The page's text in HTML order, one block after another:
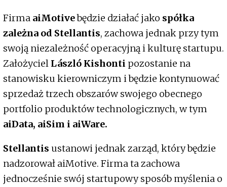
Firma aiMotivebędzie działać jako spółka
zależna od Stellantis, zachowa jednak przy tym
swoją niezależność operacyjną i kulturę startupu.
Założyciel László Kishonti pozostanie na
stanowisku kierowniczym i będzie kontynuować
sprzedaż trzech obszarów swojego obecnego
portfolio produktów technologicznych, w tym
aiData, aiSim i aiWare.
Stellantis ustanowi jednak zarząd, który będzie
nadzorował aiMotive. Firma ta zachowa
jednocześnie swój startupowy sposób myślenia o